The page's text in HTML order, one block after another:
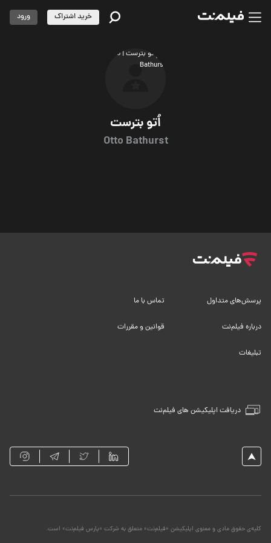
اُتو بترست
Otto Bathurst
خرید اشتراک ورود
دریافت اپلیکیشن های فیلم‌نت
پرسش‌های متداول تماس با ما
درباره فیلم‌نت قوانین و مقررات
تبلیغات
کلیه‌ی حقوق مادی و معنوی اپلیکیشن «فیلم‌نت» متعلق به شرکت «پارس فیلم‌نت» است.